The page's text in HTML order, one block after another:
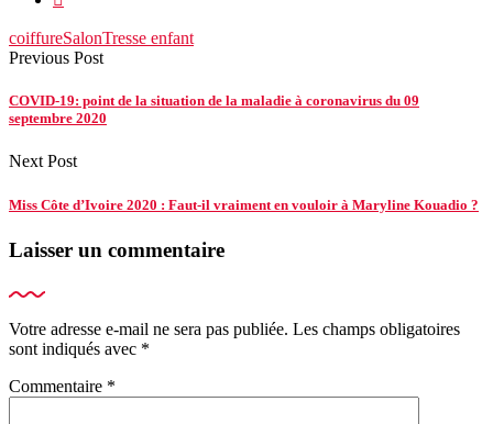
coiffureSalonTresse enfant
Previous Post
COVID-19: point de la situation de la maladie à coronavirus du 09
septembre 2020
Next Post
Miss Côte d’Ivoire 2020 : Faut-il vraiment en vouloir à Maryline Kouadio ?
Laisser un commentaire
Votre adresse e-mail ne sera pas publiée. Les champs obligatoires
sont indiqués avec *
Commentaire *